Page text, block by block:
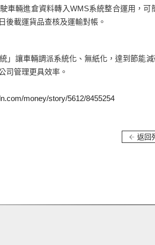
車輛進倉資料轉入WMS系統整合運用，
後載運貨品查核及運輸對帳。
」讓車輛調派系統化、無紙化，達到節能
司管理更具效率。
money/story/5612/8455254
返回